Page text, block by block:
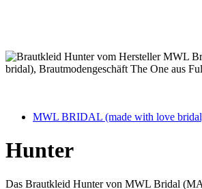
MWL BRIDAL (made with love
Hunter
Das Brautkleid Hunter von MWL Bridal